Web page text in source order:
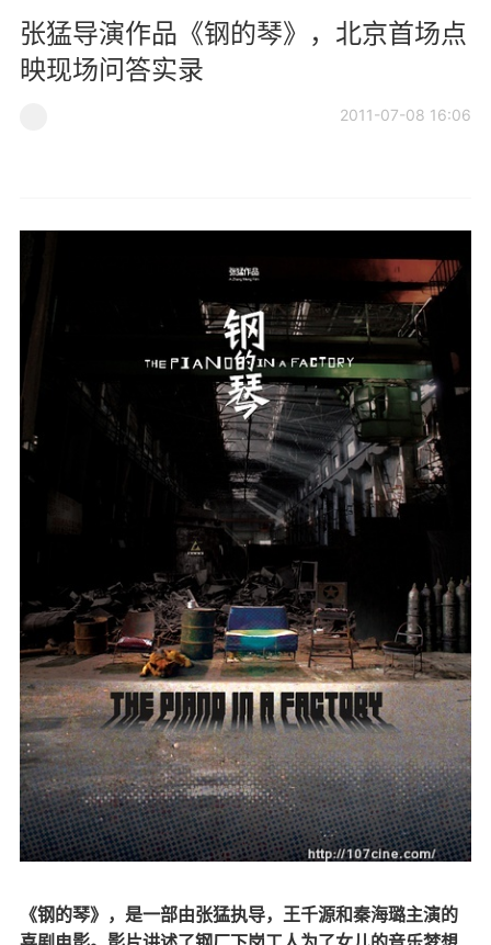
张猛导演作品《钢的琴》，北京首场点
映现场问答实录
2011-07-08 16:06
《钢的琴》，是一部由张猛执导，王千源和秦海璐主演的